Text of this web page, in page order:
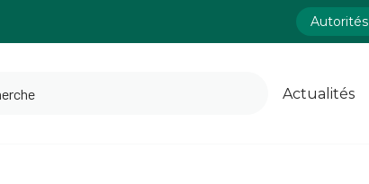
Autorités
Actualités